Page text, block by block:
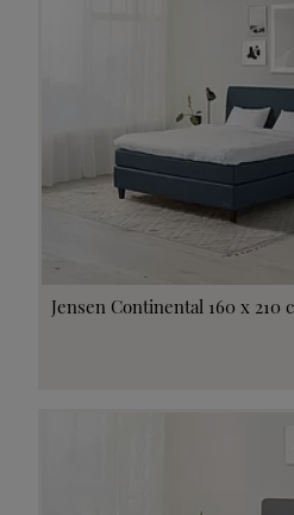
Jensen Continental 160 x 210